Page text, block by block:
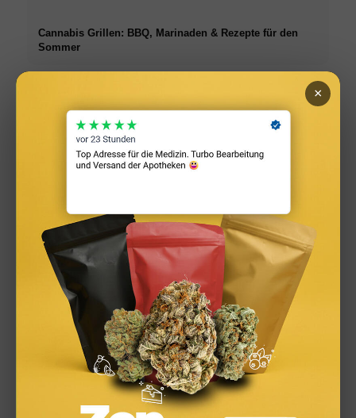
Cannabis Grillen: BBQ, Marinaden & Rezepte für den
Sommer
Infused Kitchen: Cannabis Rezepte für Backen, Kochen,
Grillen & Drinks
×